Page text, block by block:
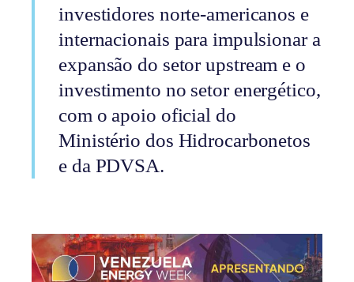
investidores norte-americanos e
internacionais para impulsionar a
expansão do setor upstream e o
investimento no setor energético,
com o apoio oficial do
Ministério dos Hidrocarbonetos
e da PDVSA.